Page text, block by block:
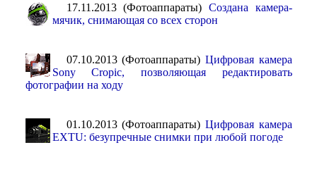
17.11.2013 (Фотоаппараты) Создана камера-
мячик, снимающая со всех сторон
07.10.2013 (Фотоаппараты) Цифровая камера
Sony Cropic, позволяющая редактировать
фотографии на ходу
01.10.2013 (Фотоаппараты) Цифровая камера
EXTU: безупречные снимки при любой погоде